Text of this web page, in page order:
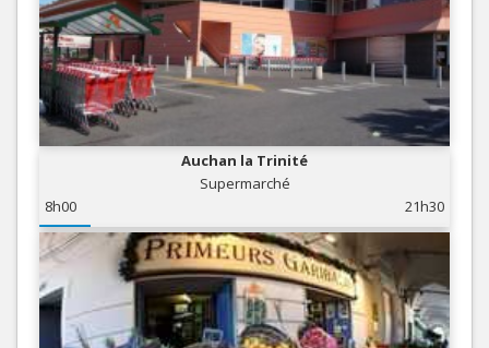
Auchan la Trinité
Supermarché
8h00
21h30